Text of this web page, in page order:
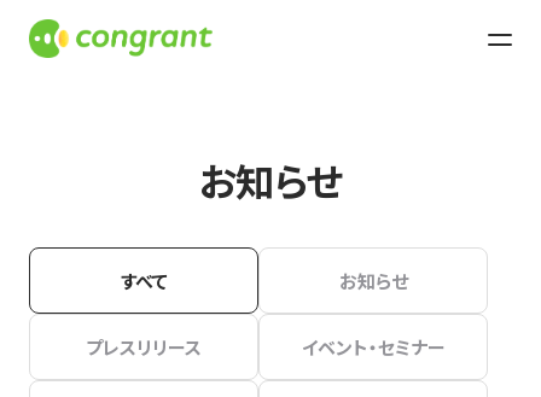
お知らせ
すべて お知らせ
プレスリリース イベント・セミナー